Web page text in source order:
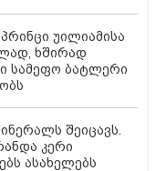
უილიამისა
ხშირად
სამეფო ბატლერი
შეიცავს.
კერი
ასახელებს